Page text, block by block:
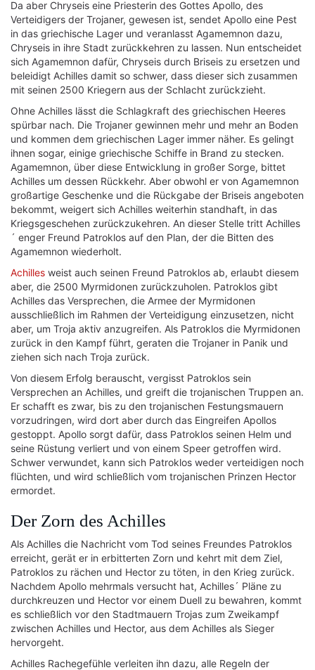
Da aber Chryseis eine Priesterin des Gottes Apollo, des
Verteidigers der Trojaner, gewesen ist, sendet Apollo eine Pest
in das griechische Lager und veranlasst Agamemnon dazu,
Chryseis in ihre Stadt zurückkehren zu lassen. Nun entscheidet
sich Agamemnon dafür, Chryseis durch Briseis zu ersetzen und
beleidigt Achilles damit so schwer, dass dieser sich zusammen
mit seinen 2500 Kriegern aus der Schlacht zurückzieht.
Ohne Achilles lässt die Schlagkraft des griechischen Heeres
spürbar nach. Die Trojaner gewinnen mehr und mehr an Boden
und kommen dem griechischen Lager immer näher. Es gelingt
ihnen sogar, einige griechische Schiffe in Brand zu stecken.
Agamemnon, über diese Entwicklung in großer Sorge, bittet
Achilles um dessen Rückkehr. Aber obwohl er von Agamemnon
großartige Geschenke und die Rückgabe der Briseis angeboten
bekommt, weigert sich Achilles weiterhin standhaft, in das
Kriegsgeschehen zurückzukehren. An dieser Stelle tritt Achilles
´ enger Freund Patroklos auf den Plan, der die Bitten des
Agamemnon wiederholt.
Achilles weist auch seinen Freund Patroklos ab, erlaubt diesem
aber, die 2500 Myrmidonen zurückzuholen. Patroklos gibt
Achilles das Versprechen, die Armee der Myrmidonen
ausschließlich im Rahmen der Verteidigung einzusetzen, nicht
aber, um Troja aktiv anzugreifen. Als Patroklos die Myrmidonen
zurück in den Kampf führt, geraten die Trojaner in Panik und
ziehen sich nach Troja zurück.
Von diesem Erfolg berauscht, vergisst Patroklos sein
Versprechen an Achilles, und greift die trojanischen Truppen an.
Er schafft es zwar, bis zu den trojanischen Festungsmauern
vorzudringen, wird dort aber durch das Eingreifen Apollos
gestoppt. Apollo sorgt dafür, dass Patroklos seinen Helm und
seine Rüstung verliert und von einem Speer getroffen wird.
Schwer verwundet, kann sich Patroklos weder verteidigen noch
flüchten, und wird schließlich vom trojanischen Prinzen Hector
ermordet.
Der Zorn des Achilles
Als Achilles die Nachricht vom Tod seines Freundes Patroklos
erreicht, gerät er in erbitterten Zorn und kehrt mit dem Ziel,
Patroklos zu rächen und Hector zu töten, in den Krieg zurück.
Nachdem Apollo mehrmals versucht hat, Achilles´ Pläne zu
durchkreuzen und Hector vor einem Duell zu bewahren, kommt
es schließlich vor den Stadtmauern Trojas zum Zweikampf
zwischen Achilles und Hector, aus dem Achilles als Sieger
hervorgeht.
Achilles Rachegefühle verleiten ihn dazu, alle Regeln der